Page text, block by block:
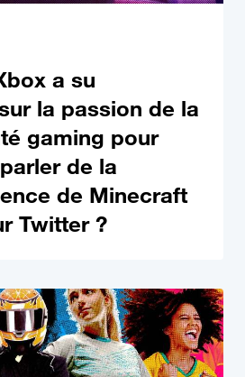
a su
la passion de la
gaming pour
de la
de Minecraft
Twitter ?